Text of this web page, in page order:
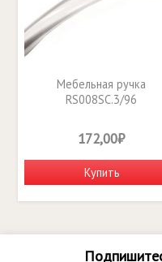
Мебельная ручка
RS008SC.3/96
172,00₽
Купить